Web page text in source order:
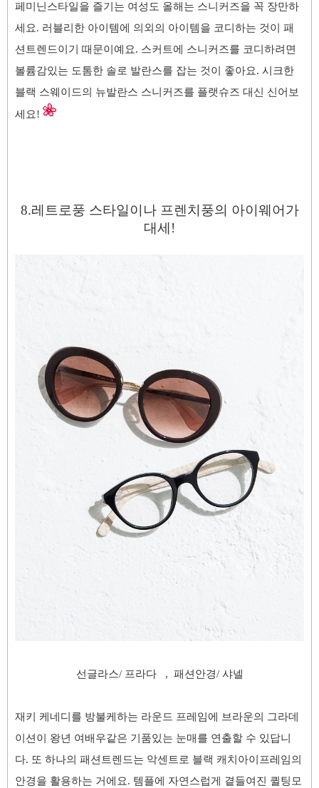
페미닌스타일을 즐기는 여성도 올해는 스니커즈을 꼭 장만하
세요. 러블리한 아이템에
의외의 아이템을 코디하는 것이 패
션트렌드이기 때문이예요. 스커트에 스니커즈를 코디하려면
볼륨감있는 도톰한 솔로 발란스를 잡는 것이 좋아요. 시크한
블랙 스웨이드의 뉴발란스 스니커즈를 플랫슈즈 대신 신어보
세요!
8.레트로풍 스타일이나 프렌치풍의 아이웨어가
대세!
선글라스/ 프라다 , 패션안경/ 샤넬
재키 케네디를 방불케하는 라운드 프레임에 브라운의 그라데
이션이 왕년 여배우같은 기품있는 눈매를 연출할 수 있답니
다. 또 하나의 패션트렌드는 악센트로 블랙 캐치아이프레임의
안경을 활용하는 거에요. 템플에 자연스럽게 곁들여진 퀼팅모